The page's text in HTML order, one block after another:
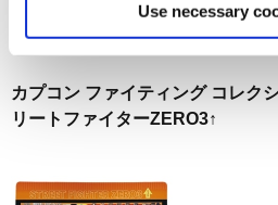
Use necessary
お届け開始日： 2025/07/
カプコン ファイティング コレク
リートファイターZERO3↑